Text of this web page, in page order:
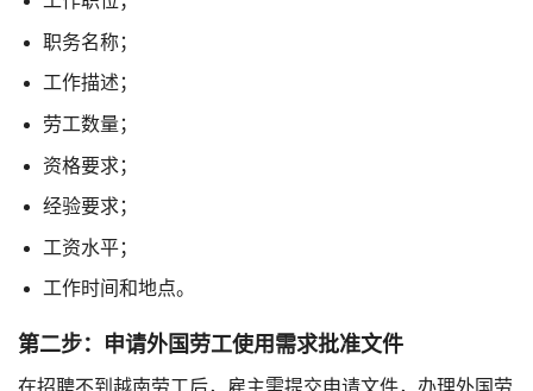
职务名称；
工作描述；
劳工数量；
资格要求；
经验要求；
工资水平；
工作时间和地点。
第二步：申请外国劳工使用需求批准文件